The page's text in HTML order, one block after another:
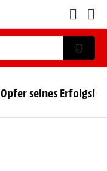
Opfer seines Erfolgs!